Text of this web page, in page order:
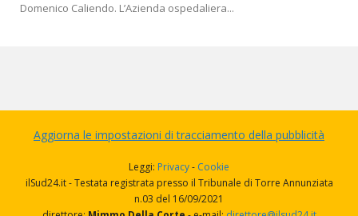
Domenico Caliendo. L’Azienda ospedaliera...
Aggiorna le impostazioni di tracciamento della pubblicità
Leggi: Privacy- Cookie
ilSud24.it - Testata registrata presso il Tribunale di Torre Annunziata
n.03 del 16/09/2021